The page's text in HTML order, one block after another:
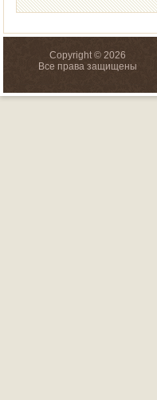
Copyright © 2026
Все права защищены